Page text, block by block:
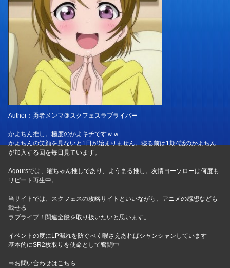
Author：勇者メンマ＠スクフェスラブライバー
かよちん推し。極度のかよキチですｗｗ
かよちんの笑顔を見ないと1日が始まりません。寝る前は1期4話のかよちん
が加入する回を毎日見ています。
Aqoursでは、曜ちゃん推しであり、ようまる推し。友情ヨーソローは何度も
リピート再生中。
当サイトでは、スクフェスの攻略サイトといいながら、アニメの感想なども
載せる
ラブライブ！関連全般を取り扱いたいと思います。
イベントの度にLP漏れを防ぐべく暇さえあればシャンシャンしています
基本的にSR2枚取りを使命として奮闘中
⇒お問い合わせはこちら